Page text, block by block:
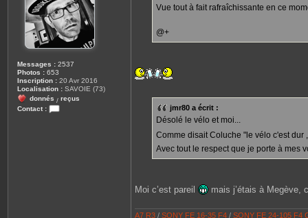
Messages : 2537
Photos : 653
Inscription : 20 Avr 2016
Localisation : SAVOIE (73)
donnés / reçus
Contact :
e
Vue tout à fait rafraîchissante en ce
@+
jmr80 a écrit :
Désolé le vélo et moi...
Comme disait Coluche "le vélo c'est dur
Avec tout le respect que je porte à mes
Moi c’est pareil mais j’étais à Megève,
A7 R3 / SONY FE 16-35 F4 / SONY FE 24-105 F4